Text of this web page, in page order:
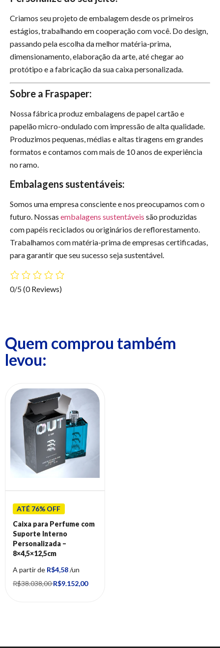
Criamos seu projeto de embalagem desde os primeiros
estágios, trabalhando em cooperação com você. Do design,
passando pela escolha da melhor matéria-prima,
dimensionamento, elaboração da arte, até chegar ao
protótipo e a fabricação da sua caixa personalizada.
Sobre a Fraspaper:
Nossa fábrica produz embalagens de papel cartão e
papelão micro-ondulado com impressão de alta qualidade.
Produzimos pequenas, médias e altas tiragens em grandes
formatos e contamos com mais de 10 anos de experiência
no ramo.
Embalagens sustentáveis:
Somos uma empresa consciente e nos preocupamos com o
futuro. Nossas embalagens sustentáveis são produzidas
com papéis reciclados ou originários de reflorestamento.
Trabalhamos com matéria-prima de empresas certificadas,
para garantir que seu sucesso seja sustentável.
0/5(0 Reviews)
Quem comprou também
levou:
ATÉ 76% OFF
Caixa para Perfume com
Suporte Interno
Personalizada –
8×4,5×12,5cm
A partir de R$4,58/un
R$38.038,00R$9.152,00